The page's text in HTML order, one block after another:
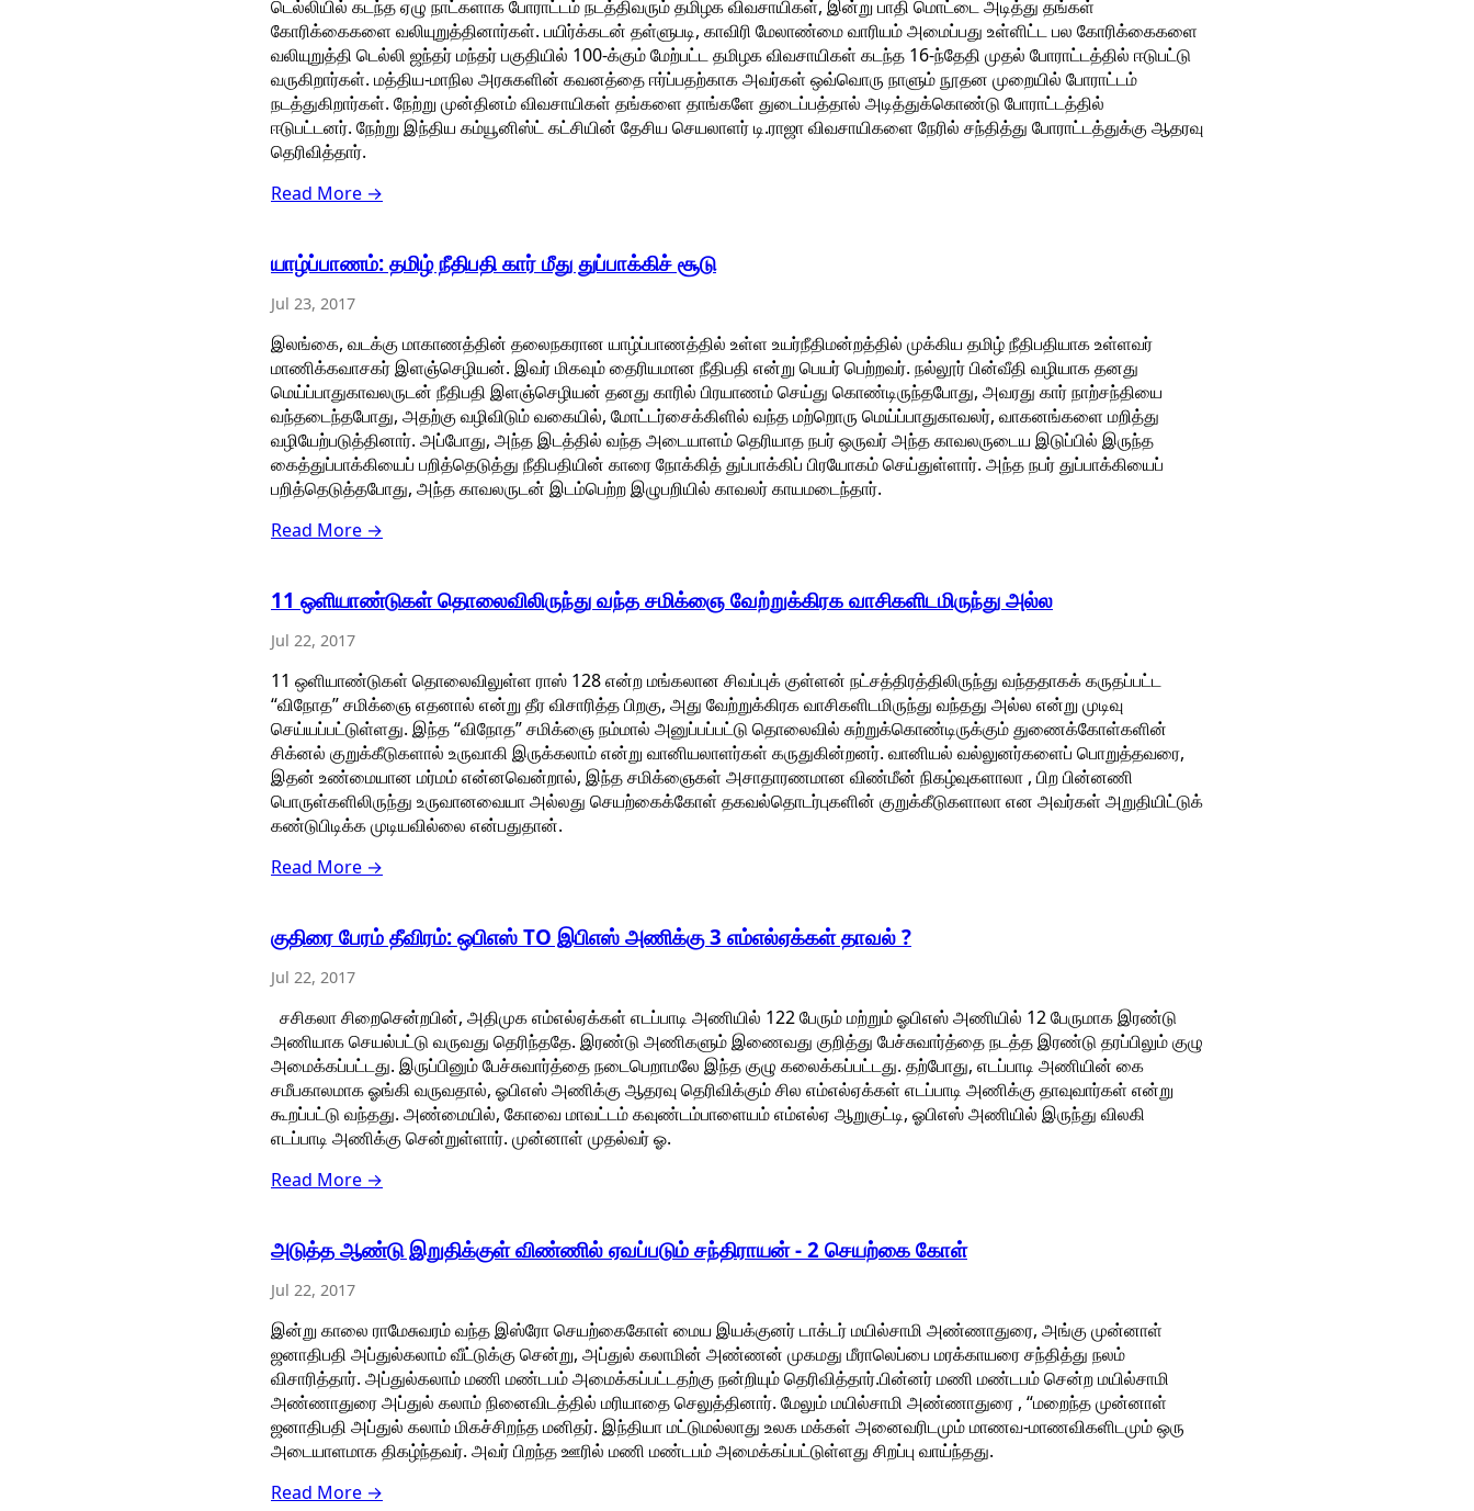
டெல்லியில் கடந்த ஏழு நாட்களாக போராட்டம் நடத்திவரும் தமிழக விவசாயிகள், இன்று பாதி மொட்டை அடித்து தங்கள்
கோரிக்கைகளை வலியுறுத்தினார்கள். பயிர்க்கடன் தள்ளுபடி, காவிரி மேலாண்மை வாரியம் அமைப்பது உள்ளிட்ட பல கோரிக்கைகளை
வலியுறுத்தி டெல்லி ஜந்தர் மந்தர் பகுதியில் 100-க்கும் மேற்பட்ட தமிழக விவசாயிகள் கடந்த 16-ந்தேதி முதல் போராட்டத்தில் ஈடுபட்டு
வருகிறார்கள். மத்திய-மாநில அரசுகளின் கவனத்தை ஈர்ப்பதற்காக அவர்கள் ஒவ்வொரு நாளும் நூதன முறையில் போராட்டம்
நடத்துகிறார்கள். நேற்று முன்தினம் விவசாயிகள் தங்களை தாங்களே துடைப்பத்தால் அடித்துக்கொண்டு போராட்டத்தில்
ஈடுபட்டனர். நேற்று இந்திய கம்யூனிஸ்ட் கட்சியின் தேசிய செயலாளர் டி.ராஜா விவசாயிகளை நேரில் சந்தித்து போராட்டத்துக்கு ஆதரவு
தெரிவித்தார்.
Read More →
யாழ்ப்பாணம்: தமிழ் நீதிபதி கார் மீது துப்பாக்கிச் சூடு
Jul 23, 2017
இலங்கை, வடக்கு மாகாணத்தின் தலைநகரான யாழ்ப்பாணத்தில் உள்ள உயர்நீதிமன்றத்தில் முக்கிய தமிழ் நீதிபதியாக உள்ளவர்
மாணிக்கவாசகர் இளஞ்செழியன். இவர் மிகவும் தைரியமான நீதிபதி என்று பெயர் பெற்றவர். நல்லூர் பின்வீதி வழியாக தனது
மெய்ப்பாதுகாவலருடன் நீதிபதி இளஞ்செழியன் தனது காரில் பிரயாணம் செய்து கொண்டிருந்தபோது, அவரது கார் நாற்சந்தியை
வந்தடைந்தபோது, அதற்கு வழிவிடும் வகையில், மோட்டர்சைக்கிளில் வந்த மற்றொரு மெய்ப்பாதுகாவலர், வாகனங்களை மறித்து
வழியேற்படுத்தினார். அப்போது, அந்த இடத்தில் வந்த அடையாளம் தெரியாத நபர் ஒருவர் அந்த காவலருடைய இடுப்பில் இருந்த
கைத்துப்பாக்கியைப் பறித்தெடுத்து நீதிபதியின் காரை நோக்கித் துப்பாக்கிப் பிரயோகம் செய்துள்ளார். அந்த நபர் துப்பாக்கியைப்
பறித்தெடுத்தபோது, அந்த காவலருடன் இடம்பெற்ற இழுபறியில் காவலர் காயமடைந்தார்.
Read More →
11 ஒளியாண்டுகள் தொலைவிலிருந்து வந்த சமிக்ஞை வேற்றுக்கிரக வாசிகளிடமிருந்து அல்ல
Jul 22, 2017
11 ஒளியாண்டுகள் தொலைவிலுள்ள ராஸ் 128 என்ற மங்கலான சிவப்புக் குள்ளன் நட்சத்திரத்திலிருந்து வந்ததாகக் கருதப்பட்ட
“விநோத” சமிக்ஞை எதனால் என்று தீர விசாரித்த பிறகு, அது வேற்றுக்கிரக வாசிகளிடமிருந்து வந்தது அல்ல என்று முடிவு
செய்யப்பட்டுள்ளது. இந்த “விநோத” சமிக்ஞை நம்மால் அனுப்பப்பட்டு தொலைவில் சுற்றுக்கொண்டிருக்கும் துணைக்கோள்களின்
சிக்னல் குறுக்கீடுகளால் உருவாகி இருக்கலாம் என்று வானியலாளர்கள் கருதுகின்றனர். வானியல் வல்லுனர்களைப் பொறுத்தவரை,
இதன் உண்மையான மர்மம் என்னவென்றால், இந்த சமிக்ஞைகள் அசாதாரணமான விண்மீன் நிகழ்வுகளாலா , பிற பின்னணி
பொருள்களிலிருந்து உருவானவையா அல்லது செயற்கைக்கோள் தகவல்தொடர்புகளின் குறுக்கீடுகளாலா என அவர்கள் அறுதியிட்டுக்
கண்டுபிடிக்க முடியவில்லை என்பதுதான்.
Read More →
குதிரை பேரம் தீவிரம்: ஒபிஎஸ் TO இபிஎஸ் அணிக்கு 3 எம்எல்ஏக்கள் தாவல் ?
Jul 22, 2017
சசிகலா சிறைசென்றபின், அதிமுக எம்எல்ஏக்கள் எடப்பாடி அணியில் 122 பேரும் மற்றும் ஓபிஎஸ் அணியில் 12 பேருமாக இரண்டு
அணியாக செயல்பட்டு வருவது தெரிந்ததே. இரண்டு அணிகளும் இணைவது குறித்து பேச்சுவார்த்தை நடத்த இரண்டு தரப்பிலும் குழு
அமைக்கப்பட்டது. இருப்பினும் பேச்சுவார்த்தை நடைபெறாமலே இந்த குழு கலைக்கப்பட்டது. தற்போது, எடப்பாடி அணியின் கை
சமீபகாலமாக ஓங்கி வருவதால், ஓபிஎஸ் அணிக்கு ஆதரவு தெரிவிக்கும் சில எம்எல்ஏக்கள் எடப்பாடி அணிக்கு தாவுவார்கள் என்று
கூறப்பட்டு வந்தது. அண்மையில், கோவை மாவட்டம் கவுண்டம்பாளையம் எம்எல்ஏ ஆறுகுட்டி, ஓபிஎஸ் அணியில் இருந்து விலகி
எடப்பாடி அணிக்கு சென்றுள்ளார். முன்னாள் முதல்வர் ஓ.
Read More →
அடுத்த ஆண்டு இறுதிக்குள் விண்ணில் ஏவப்படும் சந்திராயன் - 2 செயற்கை கோள்
Jul 22, 2017
இன்று காலை ராமேசுவரம் வந்த இஸ்ரோ செயற்கைகோள் மைய இயக்குனர் டாக்டர் மயில்சாமி அண்ணாதுரை, அங்கு முன்னாள்
ஜனாதிபதி அப்துல்கலாம் வீட்டுக்கு சென்று, அப்துல் கலாமின் அண்ணன் முகமது மீராலெப்பை மரக்காயரை சந்தித்து நலம்
விசாரித்தார். அப்துல்கலாம் மணி மண்டபம் அமைக்கப்பட்டதற்கு நன்றியும் தெரிவித்தார்.பின்னர் மணி மண்டபம் சென்ற மயில்சாமி
அண்ணாதுரை அப்துல் கலாம் நினைவிடத்தில் மரியாதை செலுத்தினார். மேலும் மயில்சாமி அண்ணாதுரை , “மறைந்த முன்னாள்
ஜனாதிபதி அப்துல் கலாம் மிகச்சிறந்த மனிதர். இந்தியா மட்டுமல்லாது உலக மக்கள் அனைவரிடமும் மாணவ-மாணவிகளிடமும் ஒரு
அடையாளமாக திகழ்ந்தவர். அவர் பிறந்த ஊரில் மணி மண்டபம் அமைக்கப்பட்டுள்ளது சிறப்பு வாய்ந்தது.
Read More →